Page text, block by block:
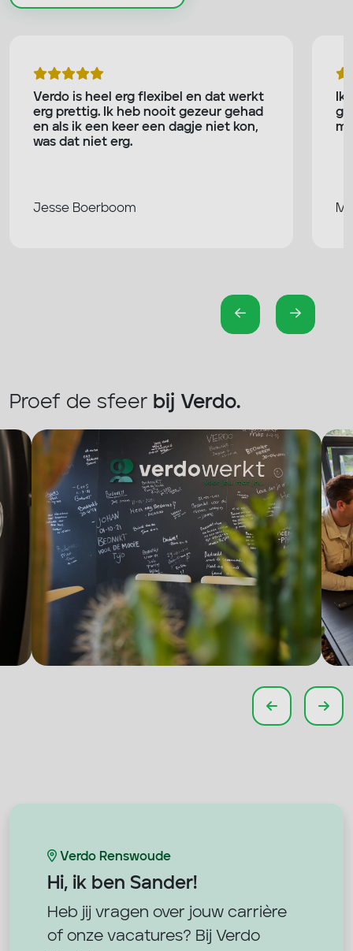
Verdo is heel erg flexibel en dat werkt
erg prettig. Ik heb nooit gezeur gehad
en als ik een keer een dagje niet kon,
was dat niet erg.
Jesse Boerboom
Ik
Proef de sfeer bij Verdo.
Verdo Renswoude
Hi, ik ben Sander!
Heb jij vragen over jouw carrière
of onze vacatures? Bij Verdo